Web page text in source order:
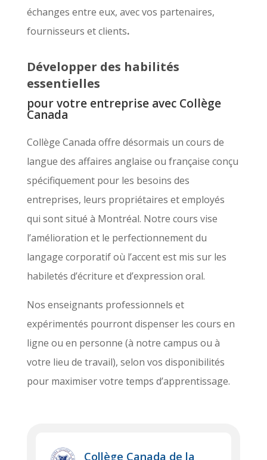
échanges entre eux, avec vos partenaires,
fournisseurs et clients.
Développer des habilités
essentielles
pour votre entreprise avec Collège
Canada
Collège Canada offre désormais un cours de
langue des affaires anglaise ou française conçu
spécifiquement pour les besoins des
entreprises, leurs propriétaires et employés
qui sont situé à Montréal. Notre cours vise
l’amélioration et le perfectionnement du
langage corporatif où l’accent est mis sur les
habiletés d’écriture et d’expression oral.
Nos enseignants professionnels et
expérimentés pourront dispenser les cours en
ligne ou en personne (à notre campus ou à
votre lieu de travail), selon vos disponibilités
pour maximiser votre temps d’apprentissage.
Collège Canada de la